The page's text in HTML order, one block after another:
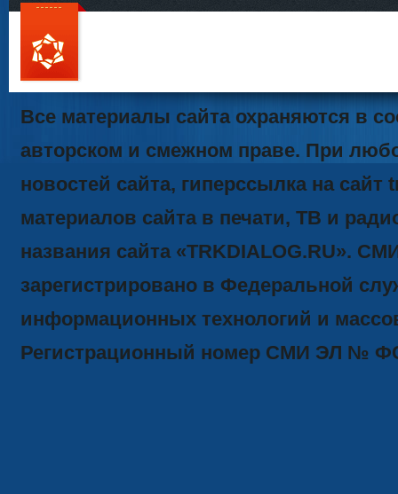
111
Все материалы сайта охраняются в
авторском и смежном праве. При
новостей сайта, гиперссылка на
материалов сайта в печати, ТВ и
названия сайта «TRKDIALOG.RU».
зарегистрировано в Федеральной
информационных технологий и
Регистрационный номер СМИ ЭЛ №